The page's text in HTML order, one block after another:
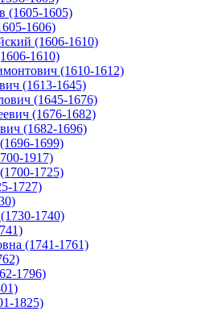
(1605-1605)
1606)
(1606-1610)
1610)
(1610-1612)
(1613-1645)
(1645-1676)
(1676-1682)
(1682-1696)
1699)
1917)
1725)
1727)
1740)
(1741-1761)
1796)
1825)